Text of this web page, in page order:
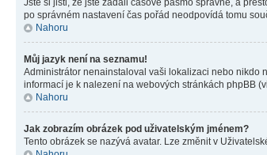
Jste si jisti, že jste zadali časové pásmo správně, a
po správném nastavení čas pořád neodpovídá tomu
Nahoru
Můj jazyk není na seznamu!
Administrátor nenainstaloval vaši lokalizaci nebo nikdo
informací je k nalezení na webových stránkách phpBB
Nahoru
Jak zobrazím obrázek pod uživatelským jménem?
Tento obrázek se nazývá avatar. Lze změnit v